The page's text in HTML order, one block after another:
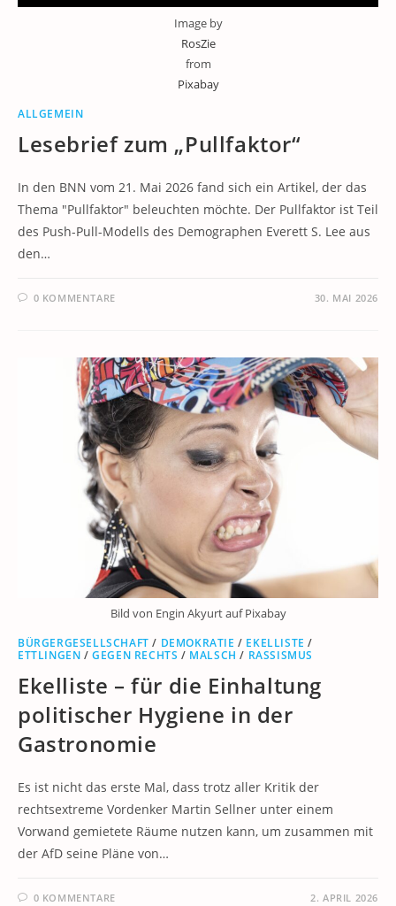
Image by
RosZie
from
Pixabay
ALLGEMEIN
Lesebrief zum „Pullfaktor“
In den BNN vom 21. Mai 2026 fand sich ein Artikel, der das
Thema "Pullfaktor" beleuchten möchte. Der Pullfaktor ist Teil
des Push-Pull-Modells des Demographen Everett S. Lee aus
den…
0 KOMMENTARE 30. MAI 2026
Bild von Engin Akyurt auf Pixabay
BÜRGERGESELLSCHAFT / DEMOKRATIE / EKELLISTE /
ETTLINGEN /GEGEN RECHTS / MALSCH / RASSISMUS
Ekelliste – für die Einhaltung
politischer Hygiene in der
Gastronomie
Es ist nicht das erste Mal, dass trotz aller Kritik der
rechtsextreme Vordenker Martin Sellner unter einem
Vorwand gemietete Räume nutzen kann, um zusammen mit
der AfD seine Pläne von…
0 KOMMENTARE 2. APRIL 2026